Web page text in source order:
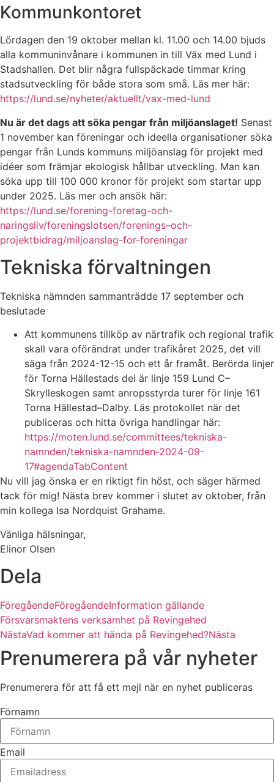
Kommunkontoret
Lördagen den 19 oktober mellan kl. 11.00 och 14.00 bjuds
alla kommuninvånare i kommunen in till Väx med Lund i
Stadshallen. Det blir några fullspäckade timmar kring
stadsutveckling för både stora som små. Läs mer här:
https://lund.se/nyheter/aktuellt/vax-med-lund
Nu är det dags att söka pengar från miljöanslaget! Senast
1 november kan föreningar och ideella organisationer söka
pengar från Lunds kommuns miljöanslag för projekt med
idéer som främjar ekologisk hållbar utveckling. Man kan
söka upp till 100 000 kronor för projekt som startar upp
under 2025. Läs mer och ansök här:
https://lund.se/forening-foretag-och-
naringsliv/foreningslotsen/forenings–och-
projektbidrag/miljoanslag-for-foreningar
Tekniska förvaltningen
Tekniska nämnden sammanträdde 17 september och
beslutade
Att kommunens tillköp av närtrafik och regional trafik
skall vara oförändrat under trafikåret 2025, det vill
säga från 2024-12-15 och ett år framåt. Berörda linjer
för Torna Hällestads del är linje 159 Lund C–
Skrylleskogen samt anropsstyrda turer för linje 161
Torna Hällestad–Dalby. Läs protokollet när det
publiceras och hitta övriga handlingar här:
https://moten.lund.se/committees/tekniska-
namnden/tekniska-namnden-2024-09-
17#agendaTabContent
Nu vill jag önska er en riktigt fin höst, och säger härmed
tack för mig! Nästa brev kommer i slutet av oktober, från
min kollega Isa Nordquist Grahame.
Vänliga hälsningar,
Elinor Olsen
Dela
FöregåendeFöregåendeInformation gällande
Försvarsmaktens verksamhet på Revingehed
NästaVad kommer att hända på Revingehed?Nästa
Prenumerera på vår nyheter
Prenumerera för att få ett mejl när en nyhet publiceras
Förnamn
Email